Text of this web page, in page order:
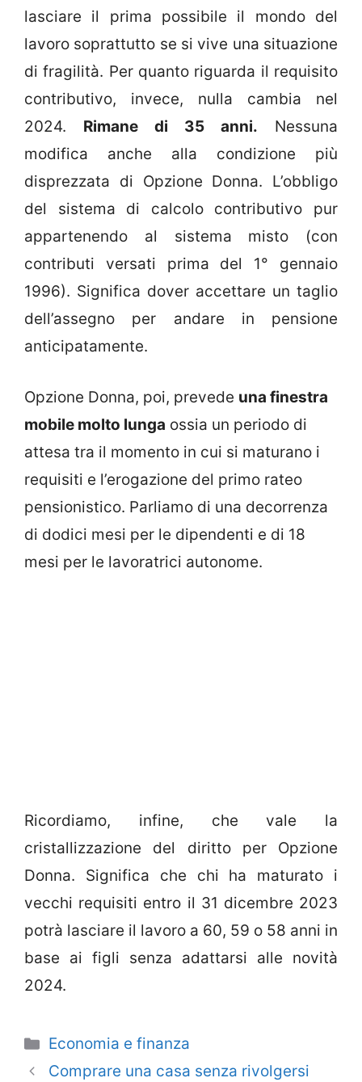
lasciare il prima possibile il mondo del
lavoro soprattutto se si vive una situazione
di fragilità. Per quanto riguarda il requisito
contributivo, invece, nulla cambia nel
2024. Rimane di 35 anni. Nessuna
modifica anche alla condizione più
disprezzata di Opzione Donna. L’obbligo
del sistema di calcolo contributivo pur
appartenendo al sistema misto (con
contributi versati prima del 1° gennaio
1996). Significa dover accettare un taglio
dell’assegno per andare in pensione
anticipatamente.
Opzione Donna, poi, prevede una finestra
mobile molto lunga ossia un periodo di
attesa tra il momento in cui si maturano i
requisiti e l’erogazione del primo rateo
pensionistico. Parliamo di una decorrenza
di dodici mesi per le dipendenti e di 18
mesi per le lavoratrici autonome.
Ricordiamo, infine, che vale la
cristallizzazione del diritto per Opzione
Donna. Significa che chi ha maturato i
vecchi requisiti entro il 31 dicembre 2023
potrà lasciare il lavoro a 60, 59 o 58 anni in
base ai figli senza adattarsi alle novità
2024.
Categorie
Economia e finanza
Comprare una casa senza rivolgersi